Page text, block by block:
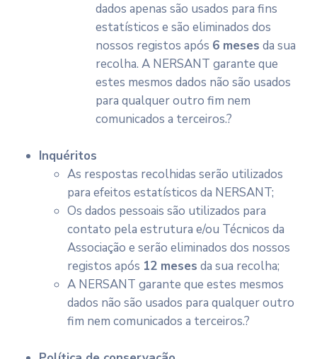
dados apenas são usados para fins
estatísticos e são eliminados dos
nossos registos após 6 meses da sua
recolha. A NERSANT garante que
estes mesmos dados não são usados
para qualquer outro fim nem
comunicados a terceiros.?
Inquéritos
As respostas recolhidas serão utilizados
para efeitos estatísticos da NERSANT;
Os dados pessoais são utilizados para
contato pela estrutura e/ou Técnicos da
Associação e serão eliminados dos nossos
registos após 12 meses da sua recolha;
A NERSANT garante que estes mesmos
dados não são usados para qualquer outro
fim nem comunicados a terceiros.?